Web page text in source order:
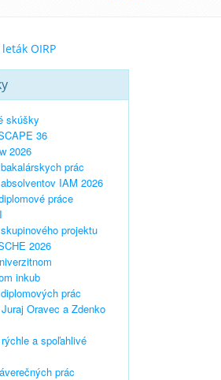
OIRP
skúšky
36
2026
prác
IAM 2026
práce
projektu
2026
inkub
prác
Oravec a Zdenko
a spoľahlivé
prác